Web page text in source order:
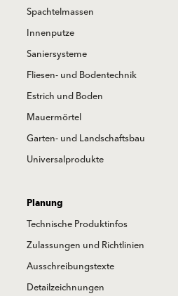
Spachtelmassen
Innenputze
Saniersysteme
Fliesen- und Bodentechnik
Estrich und Boden
Mauermörtel
Garten- und Landschaftsbau
Universalprodukte
Planung
Technische Produktinfos
Zulassungen und Richtlinien
Ausschreibungstexte
Detailzeichnungen